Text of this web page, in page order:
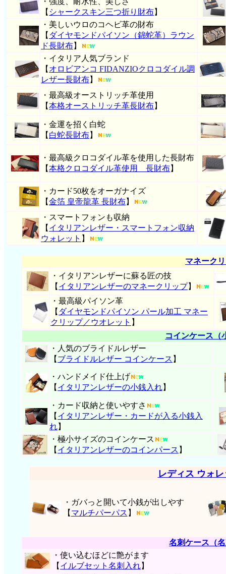
【 シャークスキン三つ折り財布】
・美しいウロのコヘビ革の財布
【 ダイヤモンドパイソン（錦蛇革）ラウン
ド長財布】
・イタリア人気ブランド
【 オロビアンコ FIDANZIOクロコダイル調
レザー長財布】
・最高級オーストリッチ革使用
【本格オーストリッチ革長財布】
・金運を招く白蛇
【 白蛇長財布】
・最高級クロコダイル革を使用した長財布
【本格クロコダイル革使用 長財布】
・カード50枚をオーガナイズ
【金箔 皇帝龍革 長財布】
・スマートフォンも収納
【 イタリアンレザー・スマートフォン収納
ウォレット 】
マネーク
・イタリアンレザーに蘇る匠の技
【 イタリアンレザーのマネークリップ】
・最高級パイソン革
【 ダイヤモンドパイソン パール加工 マネー
クリップ／ウオレット 】
コインケース（
・人気のブライドルレザー
【 ブライドルレザー コインケース 】
・ハンドメイド仕上げ
【 イタリアンレザーの小銭入れ】
・カード収納と使いやすさ
【 イタリアンレザー・ カードが入る小銭入
れ】
・極小サイズのコインケース
【 イタリアンレザーのコインパース 】
レディス ウォ
・ガバっと開いて小銭が出しやす
【 マルチパーパス 】
名刺ケース（
・使い込むほどに艶がます
【 イルブセット名刺入れ】